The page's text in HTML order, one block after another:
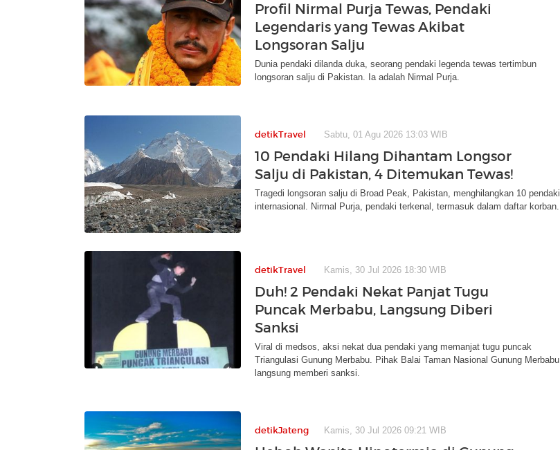
Profil Nirmal Purja Tewas, Pendaki
Legendaris yang Tewas Akibat
Longsoran Salju
Dunia pendaki dilanda duka, seorang pendaki legenda tewas tertimbun
longsoran salju di Pakistan. Ia adalah Nirmal Purja.
detikTravel Sabtu, 01 Agu 2026 13:03 WIB
10 Pendaki Hilang Dihantam Longsor
Salju di Pakistan, 4 Ditemukan Tewas!
Tragedi longsoran salju di Broad Peak, Pakistan, menghilangkan 10 pendaki
internasional. Nirmal Purja, pendaki terkenal, termasuk dalam daftar korban.
detikTravel Kamis, 30 Jul 2026 18:30 WIB
Duh! 2 Pendaki Nekat Panjat Tugu
Puncak Merbabu, Langsung Diberi
Sanksi
Viral di medsos, aksi nekat dua pendaki yang memanjat tugu puncak
Triangulasi Gunung Merbabu. Pihak Balai Taman Nasional Gunung Merbabu
langsung memberi sanksi.
detikJateng Kamis, 30 Jul 2026 09:21 WIB